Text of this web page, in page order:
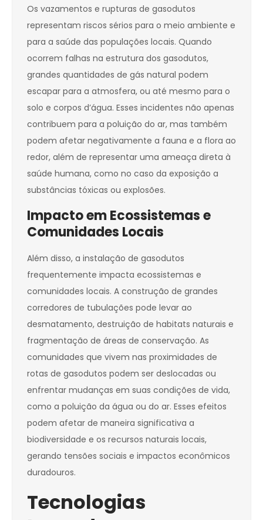
Os vazamentos e rupturas de gasodutos
representam riscos sérios para o meio ambiente e
para a saúde das populações locais. Quando
ocorrem falhas na estrutura dos gasodutos,
grandes quantidades de gás natural podem
escapar para a atmosfera, ou até mesmo para o
solo e corpos d’água. Esses incidentes não apenas
contribuem para a poluição do ar, mas também
podem afetar negativamente a fauna e a flora ao
redor, além de representar uma ameaça direta à
saúde humana, como no caso da exposição a
substâncias tóxicas ou explosões.
Impacto em Ecossistemas e
Comunidades Locais
Além disso, a instalação de gasodutos
frequentemente impacta ecossistemas e
comunidades locais. A construção de grandes
corredores de tubulações pode levar ao
desmatamento, destruição de habitats naturais e
fragmentação de áreas de conservação. As
comunidades que vivem nas proximidades de
rotas de gasodutos podem ser deslocadas ou
enfrentar mudanças em suas condições de vida,
como a poluição da água ou do ar. Esses efeitos
podem afetar de maneira significativa a
biodiversidade e os recursos naturais locais,
gerando tensões sociais e impactos econômicos
duradouros.
Tecnologias